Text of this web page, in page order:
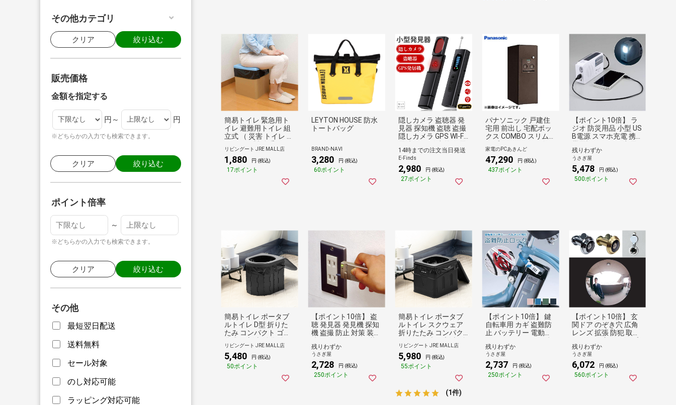
その他カテゴリ
クリア 絞り込む
販売価格
金額を指定する
円～ 円
※どちらかの入力でも検索できます。
クリア 絞り込む
ポイント倍率
～
※どちらかの入力でも検索できます。
クリア 絞り込む
その他
最短翌日配送
送料無料
セール対象
のし対応可能
ラッピング対応可能
簡易トイレ 緊急用ト
イレ 避難用トイレ 組
立式 （ 災害 トイレ ダ
まで 非常時 避難時 緊
急時 防災グッズ 緊急
用 簡易 持ち運び 携帯
トイレ 非常トイレ 使
い捨て 災害時 ドライ
リビングート JRE MALL店
1,880 円 (税込)
17ポイント
LEYTON HOUSE 防水
トートバッグ
BRAND-NAVI
3,280 円 (税込)
60ポイント
隠しカメラ 盗聴器 発
見器 探知機 盗聴 盗撮
隠しカメラ GPS WI-Fi
波 磁気 Type-C充電 セ
ットあります 防犯 検
知器 簡単操作 電波探
知 赤外線レーザー 探
知機 【1個】
14時までの注文当日発送
E-Finds
2,980 円 (税込)
27ポイント
パナソニック 戸建住
宅用 前出し 宅配ボッ
クス COMBO スリムタ
き 宅配BOX 一戸建て
用 家庭用 CTNR4010L
MA エイジングブラウ
家電のPCあきんど
47,290 円 (税込)
437ポイント
【ポイント10倍】 ラ
ジオ 防災用品 小型 US
B電源 スマホ充電 携
手回し発電 乾電池 非
常時 防災 地震 緊急 避
難所 ライト 照明 サイ
レン
残りわずか
うさぎ屋
5,478 円 (税込)
500ポイント
簡易トイレ ポータブ
ルトイレ D型 折りた
たみ コンパクト ゴミ
袋 凝固剤 収納袋付き
（ 携帯トイレ 災害用
トイレ 非常用トイレ
防災グッズ 災害 防災
災害時 持ち運び 折り
畳み 寝室 簡易 緊急時
リビングート JRE MALL店
5,480 円 (税込)
50ポイント
【ポイント10倍】 盗
聴 発見器 発見機 探知
機 盗撮 防止 対策 装置
防犯グッズ ひとり暮
らし 一人 マンション
泥棒 空き巣 携帯 電池
式 トイレ 寝室 引っ越
し 【日時指定不可(メ
ール便発送)】
残りわずか
うさぎ屋
2,728 円 (税込)
250ポイント
簡易トイレ ポータブ
ルトイレ スクウェア
折りたたみ コンパク
ト ゴミ袋 凝固剤 収納
袋付き （ 携帯トイレ
災害用トイレ 非常用
トイレ 防災グッズ 災
害 防災 災害時 持ち運
び 折り畳み 寝室 簡易
緊急時 黒 ブラック お
しゃれ ）
リビングート JRE MALL店
5,980 円 (税込)
55ポイント
(1件)
【ポイント10倍】 鍵
自転車用 カギ 盗難防
止 バッテリー 電動ア
シスト ヘルメット 防
犯 ロック ダイヤル式
施錠 おしゃれ スーツ
ケース キックボード
バイク 汎用 通勤 通学
駐輪 【日時指定不可
残りわずか
うさぎ屋
2,737 円 (税込)
250ポイント
【ポイント10倍】 玄
関ドア のぞき穴 広角
レンズ 拡張 防犯 取り
つけ 覗き窓 スコープ
残りわずか
うさぎ屋
6,072 円 (税込)
560ポイント